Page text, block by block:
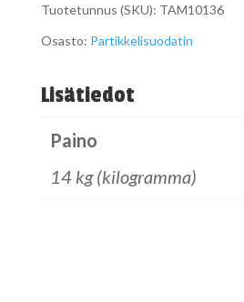
Tuotetunnus (SKU): TAM10136
Osasto: Partikkelisuodatin
Lisätiedot
Paino
14 kg (kilogramma)